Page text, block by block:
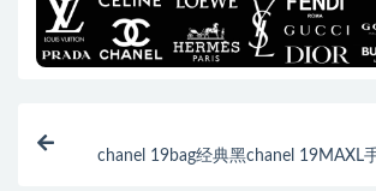
chanel 19bag经典黑chanel 19MAXL